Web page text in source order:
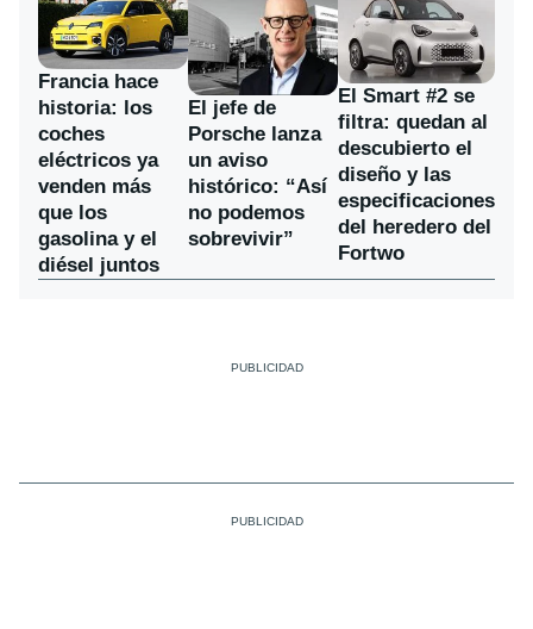
Francia hace
historia: los
coches
eléctricos ya
venden más
que los
gasolina y el
diésel juntos
El jefe de
Porsche lanza
un aviso
histórico: “Así
no podemos
sobrevivir”
El Smart #2 se
filtra: quedan al
descubierto el
diseño y las
especificaciones
del heredero del
Fortwo